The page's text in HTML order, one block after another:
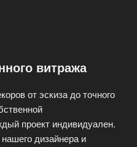
витража
от эскиза до точного
проект индивидуален.
дизайнера и